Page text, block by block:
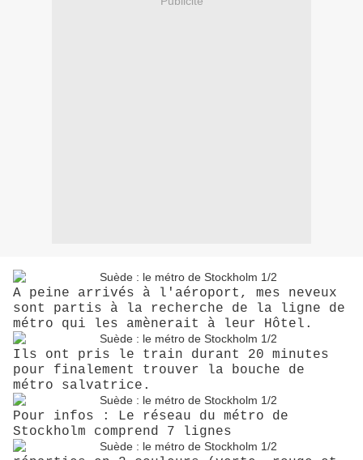
A peine arrivés à l'aéroport, mes neveux
sont partis à la recherche de la ligne de
métro qui les amènerait à leur Hôtel.
Ils ont pris le train durant 20 minutes
pour finalement trouver la bouche de
métro salvatrice.
Pour infos : Le réseau du métro de
Stockholm comprend 7 lignes